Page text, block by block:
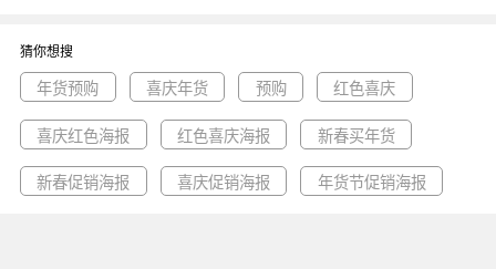
猜你想搜
年货预购 喜庆年货 预购 红色喜庆
喜庆红色海报 红色喜庆海报 新春买年货
新春促销海报 喜庆促销海报 年货节促销海报